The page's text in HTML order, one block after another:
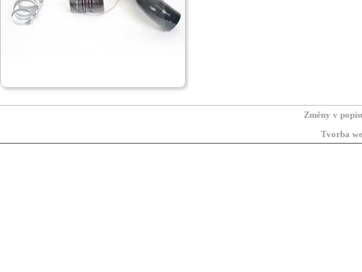
Změny v
Tvorba